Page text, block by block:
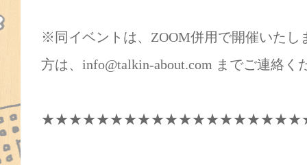
※同イベントは、ZOOM併用で開催いたし
方は、info@talkin-about.com までご連絡く